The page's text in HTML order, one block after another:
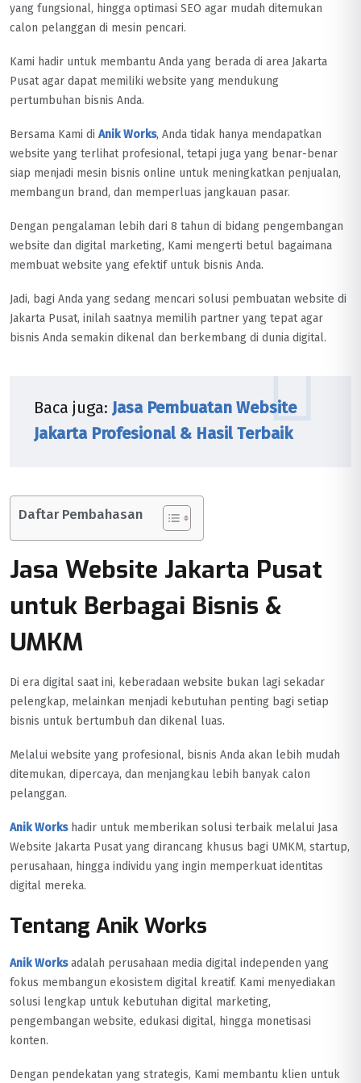
yang fungsional, hingga optimasi SEO agar mudah ditemukan
calon pelanggan di mesin pencari.
Kami hadir untuk membantu Anda yang berada di area Jakarta
Pusat agar dapat memiliki website yang mendukung
pertumbuhan bisnis Anda.
Bersama Kami di Anik Works, Anda tidak hanya mendapatkan
website yang terlihat profesional, tetapi juga yang benar-benar
siap menjadi mesin bisnis online untuk meningkatkan penjualan,
membangun brand, dan memperluas jangkauan pasar.
Dengan pengalaman lebih dari 8 tahun di bidang pengembangan
website dan digital marketing, Kami mengerti betul bagaimana
membuat website yang efektif untuk bisnis Anda.
Jadi, bagi Anda yang sedang mencari solusi pembuatan website di
Jakarta Pusat, inilah saatnya memilih partner yang tepat agar
bisnis Anda semakin dikenal dan berkembang di dunia digital.
Baca juga: Jasa Pembuatan Website
Jakarta Profesional & Hasil Terbaik
Daftar Pembahasan
Jasa Website Jakarta Pusat
untuk Berbagai Bisnis &
UMKM
Di era digital saat ini, keberadaan website bukan lagi sekadar
pelengkap, melainkan menjadi kebutuhan penting bagi setiap
bisnis untuk bertumbuh dan dikenal luas.
Melalui website yang profesional, bisnis Anda akan lebih mudah
ditemukan, dipercaya, dan menjangkau lebih banyak calon
pelanggan.
Anik Works hadir untuk memberikan solusi terbaik melalui Jasa
Website Jakarta Pusat yang dirancang khusus bagi UMKM, startup,
perusahaan, hingga individu yang ingin memperkuat identitas
digital mereka.
Tentang Anik Works
Anik Worksadalah perusahaan media digital independen yang
fokus membangun ekosistem digital kreatif. Kami menyediakan
solusi lengkap untuk kebutuhan digital marketing,
pengembangan website, edukasi digital, hingga monetisasi
konten.
Dengan pendekatan yang strategis, Kami membantu klien untuk